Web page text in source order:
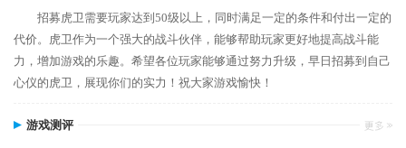
招募虎卫需要玩家达到50级以上，同时满足一定的条件和付出一定的
代价。虎卫作为一个强大的战斗伙伴，能够帮助玩家更好地提高战斗能
力，增加游戏的乐趣。希望各位玩家能够通过努力升级，早日招募到自己
心仪的虎卫，展现你们的实力！祝大家游戏愉快！
游戏测评